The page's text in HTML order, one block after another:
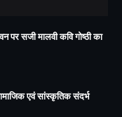
सजी मालवी कवि गोष्ठी का
एवं सांस्कृतिक संदर्भ